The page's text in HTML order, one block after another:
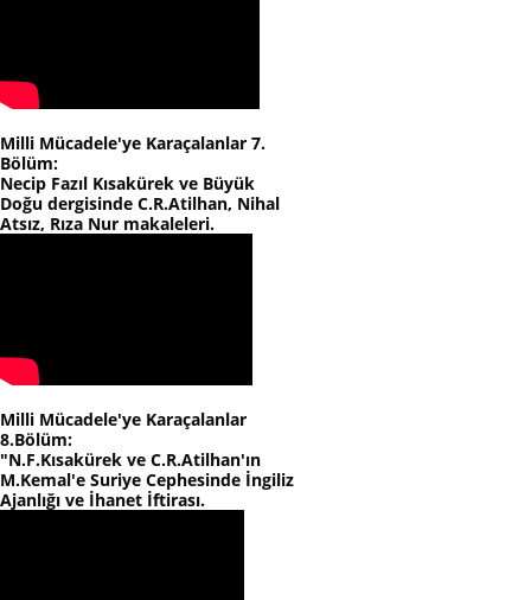
Milli Mücadele'ye Karaçalanlar 7.
Bölüm:
Necip Fazıl Kısakürek ve Büyük
Doğu dergisinde C.R.Atilhan, Nihal
Atsız, Rıza Nur makaleleri.
Milli Mücadele'ye Karaçalanlar
8.Bölüm:
"N.F.Kısakürek ve C.R.Atilhan'ın
M.Kemal'e Suriye Cephesinde İngiliz
Ajanlığı ve İhanet İftirası.